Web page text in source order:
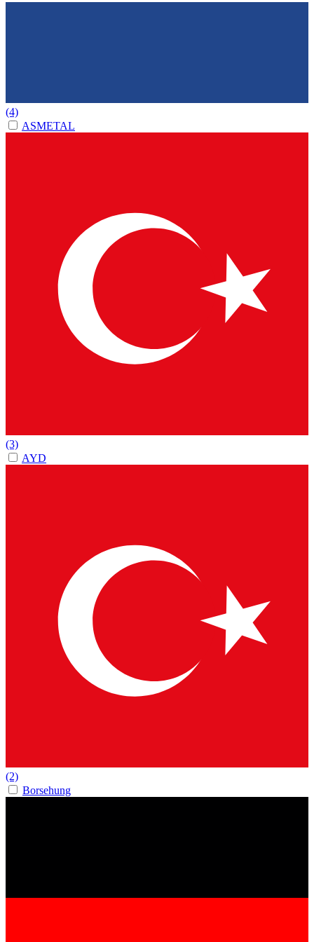
(4)
ASMETAL
(3)
AYD
(2)
Borsehung